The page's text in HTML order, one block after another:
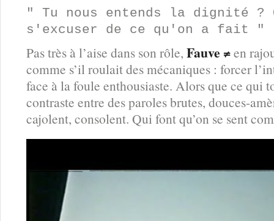
" Tu nous entends la dignité ?
s'excuser de ce qu'on a fait "
Pas très à l’aise dans son rôle, Fauve ≠en
comme s’il roulait des mécaniques : forcer
face à la foule enthousiaste. Alors que ce qui
contraste entre des paroles brutes, douces-
cajolent, consolent. Qui font qu’on se sent